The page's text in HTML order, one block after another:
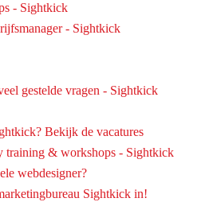
- Sightkick
- Sightkick
gestelde vragen - Sightkick
Bekijk de vacatures
training & workshops - Sightkick
webdesigner?
Sightkick in!